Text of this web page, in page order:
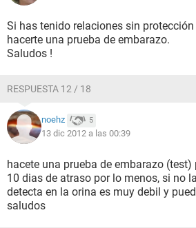
Si has tenido relaciones sin
hacerte una prueba de embarazo.
Saludos !
RESPUESTA 12 / 18
noehz 5
13 dic 2012 a las 00:39
hacete una prueba de embarazo (test)
10 dias de atraso por lo menos, si no
detecta en la orina es muy debil y
saludos